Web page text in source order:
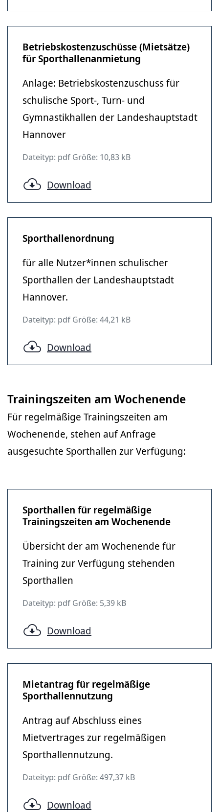
Betriebskostenzuschüsse (Mietsätze)
für Sporthallenanmietung
Anlage: Betriebskostenzuschuss für
schulische Sport-, Turn- und
Gymnastikhallen der Landeshauptstadt
Hannover
Dateityp: pdf Größe: 10,83 kB
Download
Sporthallenordnung
für alle Nutzer*innen schulischer
Sporthallen der Landeshauptstadt
Hannover.
Dateityp: pdf Größe: 44,21 kB
Download
Trainingszeiten am Wochenende
Für regelmäßige Trainingszeiten am
Wochenende, stehen auf Anfrage
ausgesuchte Sporthallen zur Verfügung:
Sporthallen für regelmäßige
Trainingszeiten am Wochenende
Übersicht der am Wochenende für
Training zur Verfügung stehenden
Sporthallen
Dateityp: pdf Größe: 5,39 kB
Download
Mietantrag für regelmäßige
Sporthallennutzung
Antrag auf Abschluss eines
Mietvertrages zur regelmäßigen
Sporthallennutzung.
Dateityp: pdf Größe: 497,37 kB
Download